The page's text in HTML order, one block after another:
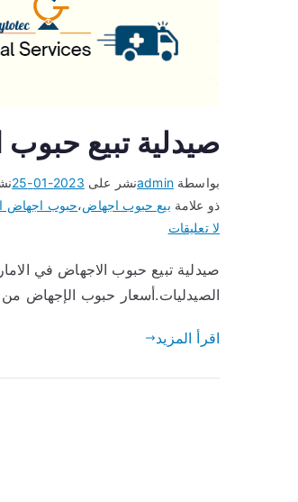
صيدلية تبيع
بواسطةadminنشر على 2023-01-25
ذو علامة بيع حبوب اجهاض،حبوب اجهاض
لا تعليقات
تبيع
حبوب
في
صيدلية تبيع حبوب الاجهاض في
الصيدليات.أسعار حبوب الإجهاض من
اقرأ المزيد